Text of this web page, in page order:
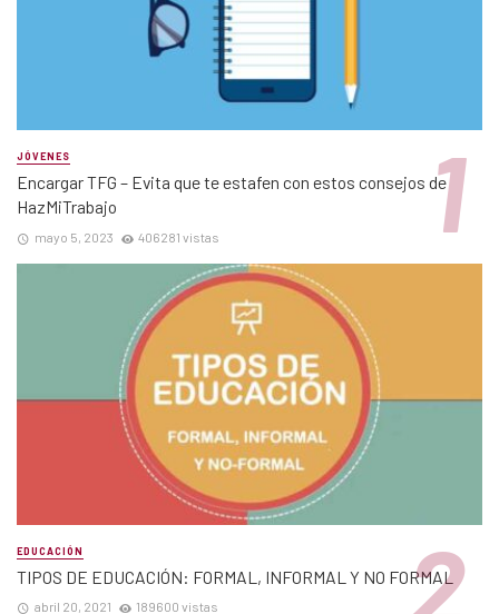
JÓVENES
Encargar TFG – Evita que te estafen con estos consejos de
HazMiTrabajo
mayo 5, 2023 406281 vistas
EDUCACIÓN
TIPOS DE EDUCACIÓN: FORMAL, INFORMAL Y NO FORMAL
abril 20, 2021 189600 vistas